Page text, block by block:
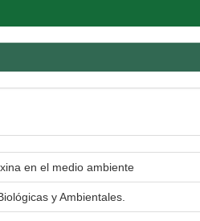
en el medio ambiente
y Ambientales.